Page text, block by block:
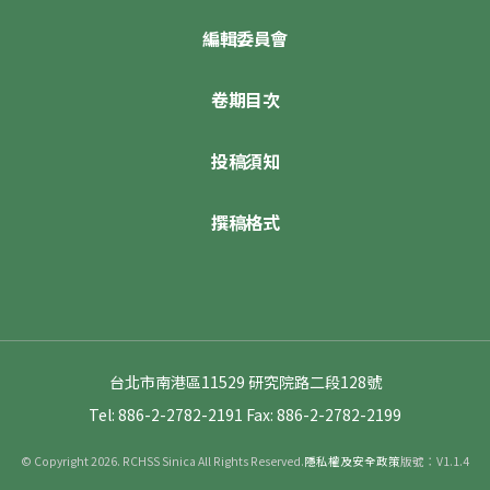
編輯委員會
卷期目次
投稿須知
撰稿格式
台北市南港區11529 研究院路二段128號
Tel: 886-2-2782-2191 Fax: 886-2-2782-2199
© Copyright 2026. RCHSS Sinica All Rights Reserved.隱私權及安全政策版號：V1.1.4